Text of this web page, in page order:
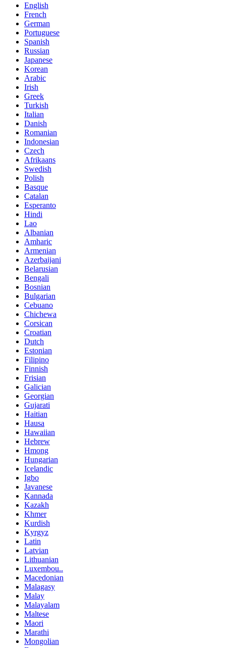
English
French
German
Portuguese
Spanish
Russian
Japanese
Korean
Arabic
Irish
Greek
Turkish
Italian
Danish
Romanian
Indonesian
Czech
Afrikaans
Swedish
Polish
Basque
Catalan
Esperanto
Hindi
Lao
Albanian
Amharic
Armenian
Azerbaijani
Belarusian
Bengali
Bosnian
Bulgarian
Cebuano
Chichewa
Corsican
Croatian
Dutch
Estonian
Filipino
Finnish
Frisian
Galician
Georgian
Gujarati
Haitian
Hausa
Hawaiian
Hebrew
Hmong
Hungarian
Icelandic
Igbo
Javanese
Kannada
Kazakh
Khmer
Kurdish
Kyrgyz
Latin
Latvian
Lithuanian
Luxembou..
Macedonian
Malagasy
Malay
Malayalam
Maltese
Maori
Marathi
Mongolian